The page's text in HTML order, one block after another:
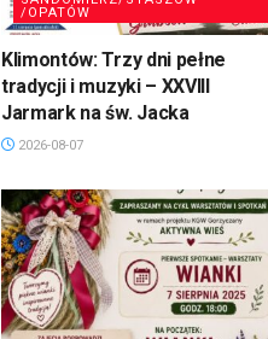
/OPATÓW
Klimontów: Trzy dni pełne
tradycji i muzyki – XXVIII
Jarmark na św. Jacka
2026-08-07